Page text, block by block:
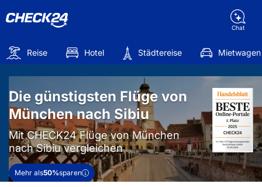
Chat
Reise Hotel Städtereise Mietwagen
Die günstigsten Flüge von
München nach Sibiu
Mit CHECK24 Flüge von München
nach Sibiu vergleichen
Mehr als50%sparen